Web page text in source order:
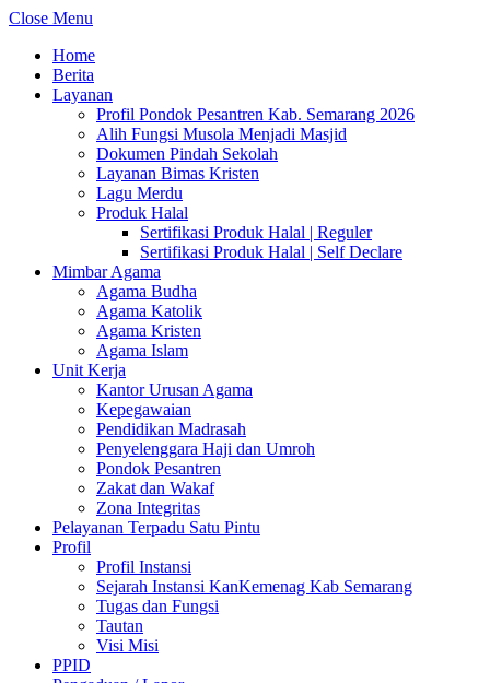
Close Menu
Home
Berita
Layanan
Profil Pondok Pesantren Kab. Semarang 2026
Alih Fungsi Musola Menjadi Masjid
Dokumen Pindah Sekolah
Layanan Bimas Kristen
Lagu Merdu
Produk Halal
Sertifikasi Produk Halal | Reguler
Sertifikasi Produk Halal | Self Declare
Mimbar Agama
Agama Budha
Agama Katolik
Agama Kristen
Agama Islam
Unit Kerja
Kantor Urusan Agama
Kepegawaian
Pendidikan Madrasah
Penyelenggara Haji dan Umroh
Pondok Pesantren
Zakat dan Wakaf
Zona Integritas
Pelayanan Terpadu Satu Pintu
Profil
Profil Instansi
Sejarah Instansi KanKemenag Kab Semarang
Tugas dan Fungsi
Tautan
Visi Misi
PPID